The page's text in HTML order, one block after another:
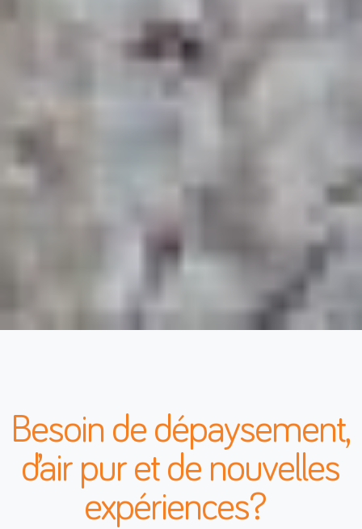
Besoin de dépaysement,
d’air pur et de nouvelles
expériences?